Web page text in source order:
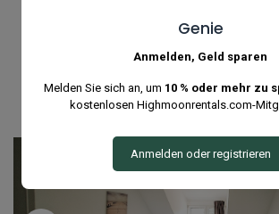
Genie
Anmelden, Geld sparen
Melden Sie sich an, um 10 % oder mehr zu
kostenlosen Highmoonrentals.com-
Anmelden oder registrieren